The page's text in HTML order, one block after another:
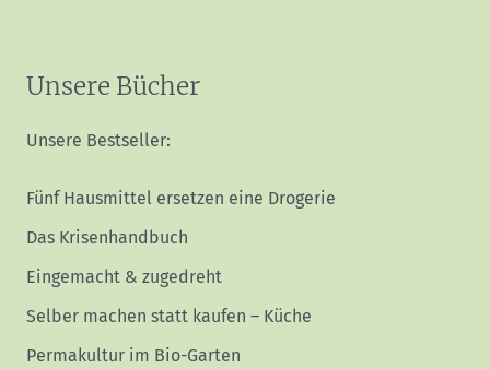
Unsere Bücher
Unsere Bestseller:
Fünf Hausmittel ersetzen eine Drogerie
Das Krisenhandbuch
Eingemacht & zugedreht
Selber machen statt kaufen – Küche
Permakultur im Bio-Garten